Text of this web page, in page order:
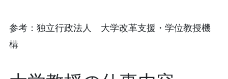
参考：独立行政法人 大学改革支援・学位教授機
構